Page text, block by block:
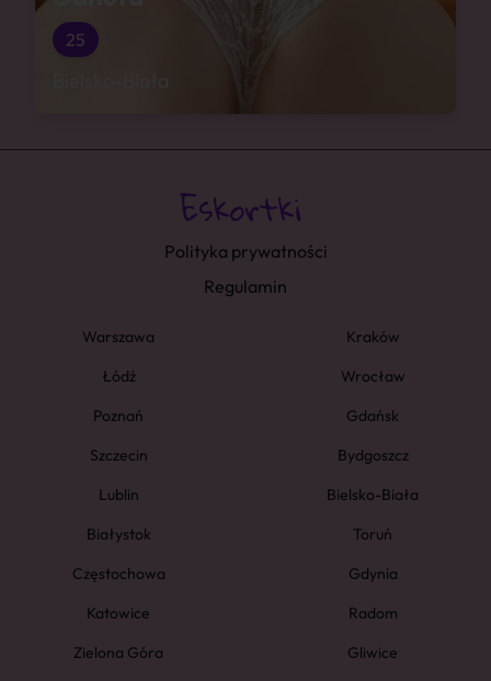
25
Polityka prywatności
Regulamin
Warszawa
Kraków
Łódź
Wrocław
Poznań
Gdańsk
Szczecin
Bydgoszcz
Lublin
Bielsko-Biała
Białystok
Toruń
Częstochowa
Gdynia
Katowice
Radom
Zielona Góra
Gliwice